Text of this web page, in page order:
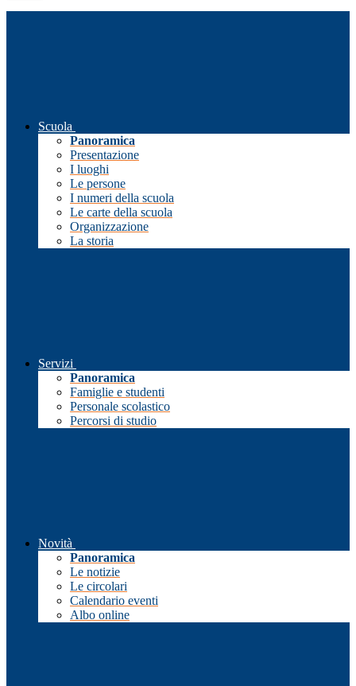
Scuola
Panoramica
Presentazione
I luoghi
Le persone
I numeri della scuola
Le carte della scuola
Organizzazione
La storia
Servizi
Panoramica
Famiglie e studenti
Personale scolastico
Percorsi di studio
Novità
Panoramica
Le notizie
Le circolari
Calendario eventi
Albo online